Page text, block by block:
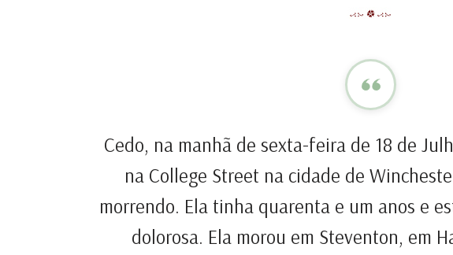
Cedo, na manhã de sexta-feira de 18 de
na College Street na cidade de
morrendo. Ela tinha quarenta e um anos e
dolorosa. Ela morou em Steventon, em